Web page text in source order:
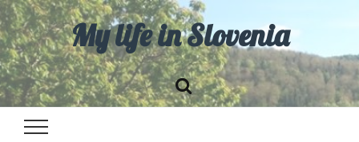
My life in Slovenia